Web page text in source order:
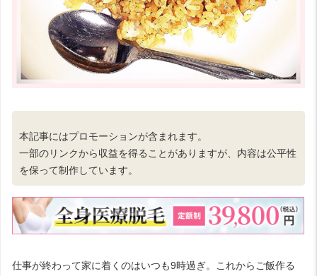
本記事にはプロモーションが含まれます。
一部のリンクから収益を得ることがありますが、内容は公平性
を保って制作しています。
仕事が終わって家に着くのはいつも9時過ぎ。これからご飯作る